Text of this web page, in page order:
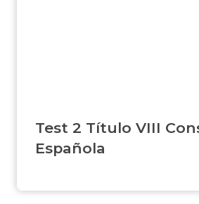
Test 2 Título VIII
Española